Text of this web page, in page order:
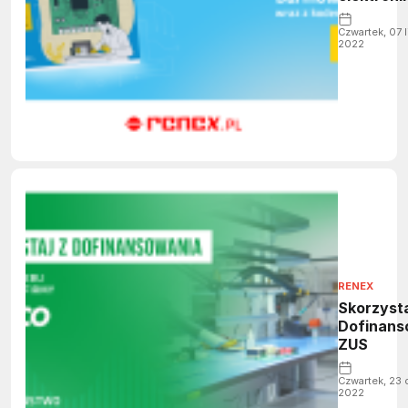
Czwartek, 07
2022
RENEX
ZUS
Czwartek, 23
2022